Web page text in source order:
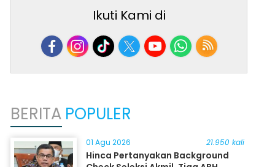
Ikuti Kami di
BERITA POPULER
01 Agu 2026 21.950 kali
Hinca Pertanyakan Background